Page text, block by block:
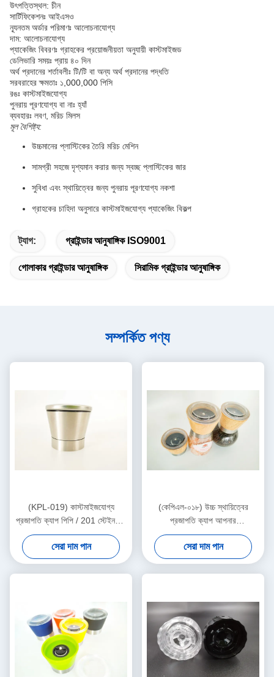
উৎপত্তিস্থল: চীন
সার্টিফিকেশনঃ আইএসও
ন্যূনতম অর্ডার পরিমাণঃ আলোচনাযোগ্য
দাম: আলোচনাযোগ্য
প্যাকেজিং বিবরণঃ গ্রাহকের প্রয়োজনীয়তা অনুযায়ী কাস্টমাইজড
ডেলিভারি সময়ঃ প্রায় ৪০ দিন
অর্থ প্রদানের শর্তাবলীঃ টি/টি বা অন্য অর্থ প্রদানের পদ্ধতি
সরবরাহের ক্ষমতাঃ ১,000,000 পিসি
রঙঃ কাস্টমাইজযোগ্য
পুনরায় পূরণযোগ্য বা নাঃ হ্যাঁ
ব্যবহারঃ লবণ, মরিচ মিলস
মূল বৈশিষ্ট্য:
উচ্চমানের প্লাস্টিকের তৈরি মরিচ মেশিন
সামগ্রী সহজে দৃশ্যমান করার জন্য স্বচ্ছ প্লাস্টিকের জার
সুবিধা এবং স্থায়িত্বের জন্য পুনরায় পূরণযোগ্য নকশা
গ্রাহকের চাহিদা অনুসারে কাস্টমাইজযোগ্য প্যাকেজিং বিকল্প
ট্যাগ: গ্রাইন্ডার আনুষাঙ্গিক ISO9001
গোলাকার গ্রাইন্ডার আনুষাঙ্গিক সিরামিক গ্রাইন্ডার আনুষাঙ্গিক
সম্পর্কিত পণ্য
(KPL-019) কাস্টমাইজযোগ্য
প্রজাপতি ক্যাপ পিপি / 201 স্টেইনলেস
স্টীল থেকে তৈরি
সেরা দাম পান
(কেপিএল-০১৮) উচ্চ স্থায়িত্বের
প্রজাপতি ক্যাপ আপনার
স্পেসিফিকেশনের জন্য কাস্টমাইজযোগ্য
সেরা দাম পান